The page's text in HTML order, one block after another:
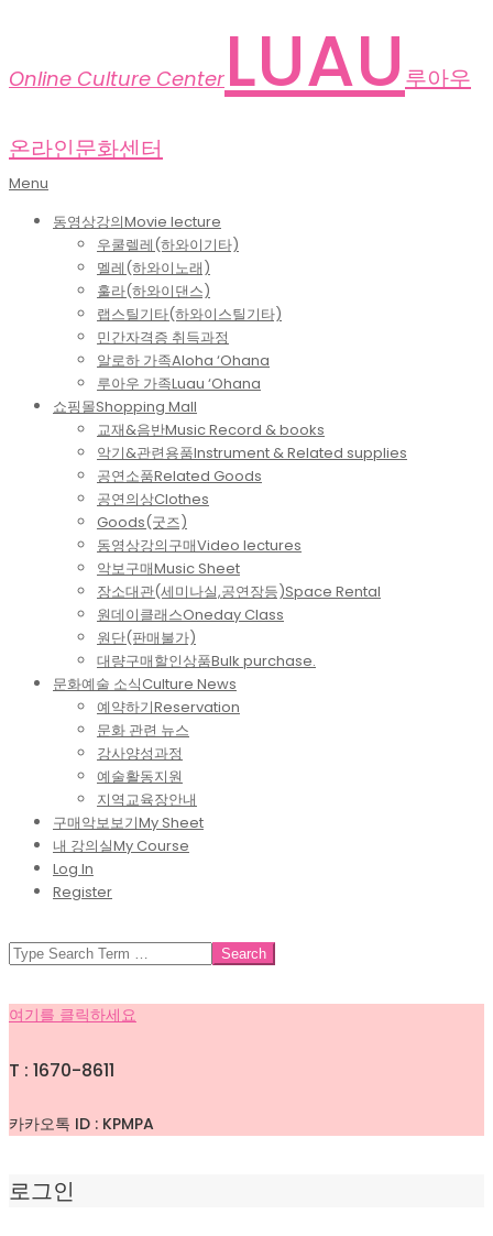
Online Culture Center LUAU 루아우
온라인문화센터
Primary
Menu
Menu
동영상강의Movie lecture
우쿨렐레(하와이기타)
멜레(하와이노래)
훌라(하와이댄스)
랩스틸기타(하와이스틸기타)
민간자격증 취득과정
알로하 가족Aloha ‘Ohana
루아우 가족Luau ‘Ohana
쇼핑몰Shopping Mall
교재&음반Music Record & books
악기&관련용품Instrument & Related supplies
공연소품Related Goods
공연의상Clothes
Goods(굿즈)
동영상강의구매Video lectures
악보구매Music Sheet
장소대관(세미나실,공연장등)Space Rental
원데이클래스Oneday Class
원단(판매불가)
대량구매할인상품Bulk purchase.
문화예술 소식Culture News
예약하기Reservation
문화 관련 뉴스
강사양성과정
예술활동지원
지역교육장안내
구매악보보기My Sheet
내 강의실My Course
Log In
Register
SEARCH
여기를 클릭하세요
T : 1670-8611
카카오톡 ID : KPMPA
로그인